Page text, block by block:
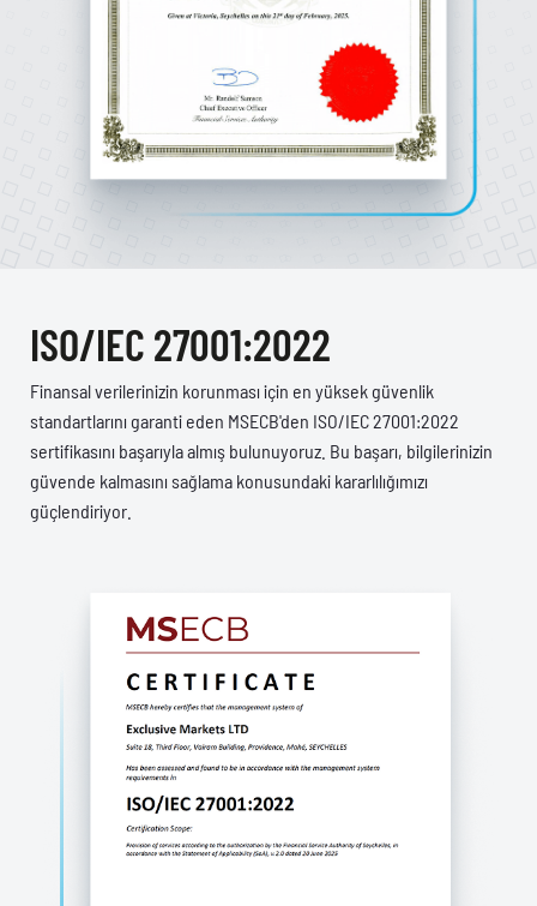
ISO/IEC 27001:2022
Finansal verilerinizin korunması için en yüksek güvenlik
standartlarını garanti eden MSECB'den ISO/IEC 27001:2022
sertifikasını başarıyla almış bulunuyoruz. Bu başarı, bilgilerinizin
güvende kalmasını sağlama konusundaki kararlılığımızı
güçlendiriyor.